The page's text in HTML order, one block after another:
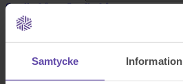
Samtycke Information
Se alla frågor Se alla frågor
Bostad & Fastighet
Bygglov för altan